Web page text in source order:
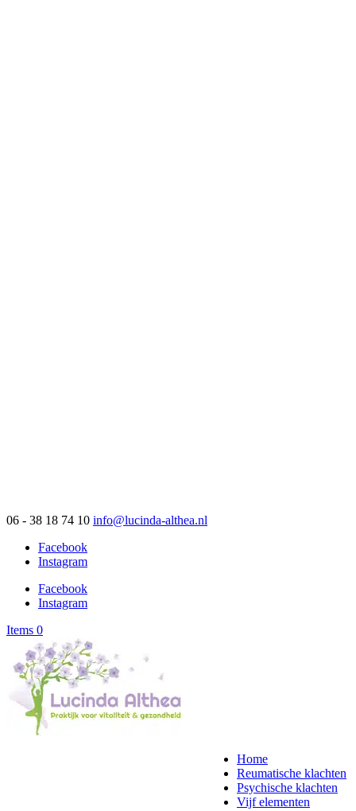
06 - 38 18 74 10 info@lucinda-althea.nl
Facebook
Instagram
Facebook
Instagram
Items 0
Home
Reumatische klachten
Psychische klachten
Vijf elementen